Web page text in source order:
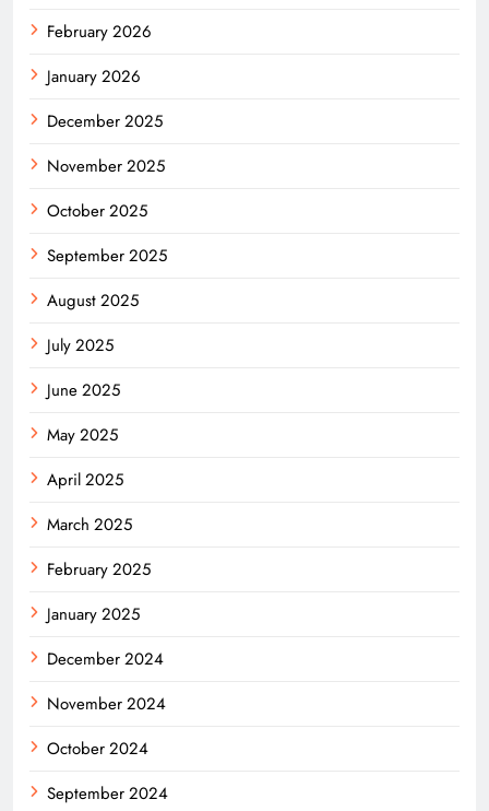
February 2026
January 2026
December 2025
November 2025
October 2025
September 2025
August 2025
July 2025
June 2025
May 2025
April 2025
March 2025
February 2025
January 2025
December 2024
November 2024
October 2024
September 2024